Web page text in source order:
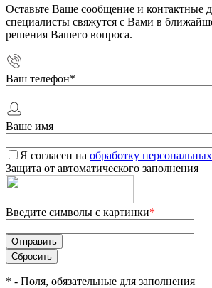
Оставьте Ваше сообщение и контактные
специалисты свяжутся с Вами в
решения Вашего вопроса.
Ваш телефон*
Ваше имя
Я согласен на обработку
Защита от автоматического заполнения
Введите символы с картинки*
* - Поля, обязательные для заполнения